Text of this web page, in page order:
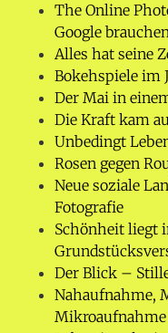
The Online
Google
Alles hat seine
Bokehspiele im
Der Mai in
Die Kraft kam
Unbedingt
Rosen gegen
Neue soziale
Fotografie
Schönheit liegt
Der Blick –
Nahaufnahme,
Mikroaufnahme